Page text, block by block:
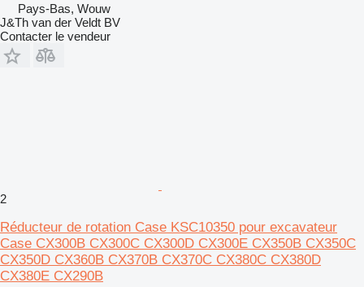
Pays-Bas, Wouw
J&Th van der Veldt BV
Contacter le vendeur
2
Réducteur de rotation Case KSC10350 pour excavateur
Case CX300B CX300C CX300D CX300E CX350B CX350C
CX350D CX360B CX370B CX370C CX380C CX380D
CX380E CX290B